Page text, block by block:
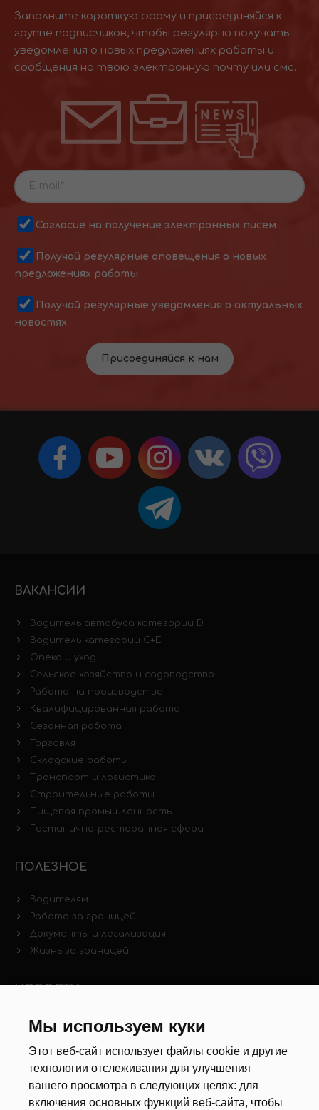
Мы используем куки
Этот веб-сайт использует файлы cookie и другие
технологии отслеживания для улучшения
вашего просмотра в следующих целях: для
включения основных функций веб-сайта, чтобы
Заполните короткую форму и присоединяйся к
группе подписчиков, чтобы регулярно получать
уведомления о новых предложениях работы и
сообщения на твою электронную почту или смс.
Согласие на получение электронных писем
Получай регулярные оповещения о новых
предложениях работы
Получай регулярные уведомления о актуальных
новостях
Присоединяйся к нам
ВАКАНСИИ
Водитель автобуса категории D
Водитель категории C+E
Опека и уход
Сельское хозяйство и садоводство
Работа на производстве
Квалифицированная работа
Сезонная работа
Торговля
Складские работы
Транспорт и логистика
Строительные работы
Пищевая промышленность
Гостинично-ресторанная сфера
ПОЛЕЗНОЕ
Водителям
Работа за границей
Документы и легализация
Жизнь за границей
НОВОСТИ
Новости рынка труда